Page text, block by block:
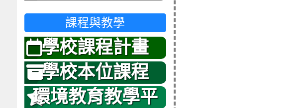
課程與教學
學校課程計畫
學校本位課程
環境教育教學平